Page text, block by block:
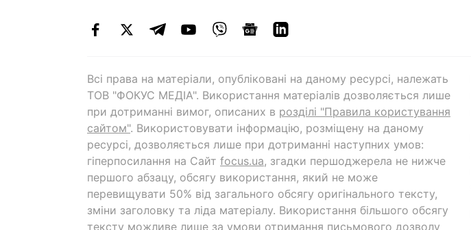
Всі права на матеріали, опубліковані на даному ресурсі, належать
ТОВ "ФОКУС МЕДІА". Використання матеріалів дозволяється лише
при дотриманні вимог, описаних в розділі "Правила користування
сайтом". Використовувати інформацію, розміщену на даному
ресурсі, дозволяється лише при дотриманні наступних умов:
гіперпосилання на Cайт focus.ua, згадки першоджерела не нижче
першого абзацу, обсягу використання, який не може
перевищувати 50% від загального обсягу оригінального тексту,
зміни заголовку та ліда матеріалу. Використання більшого обсягу
тексту можливе лише за умови отримання письмового дозволу